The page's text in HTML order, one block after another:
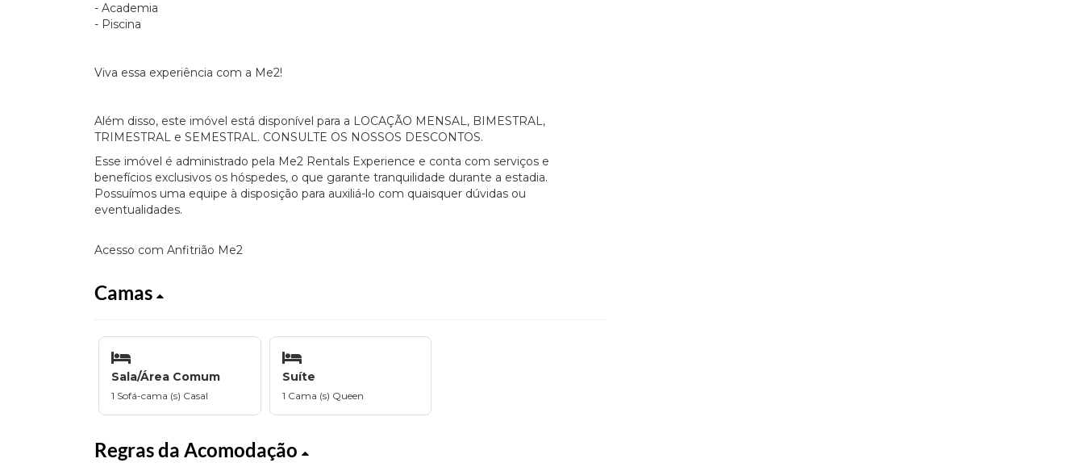
- Academia
- Piscina
Viva essa experiência com a Me2!
Além disso, este imóvel está disponível para a LOCAÇÃO MENSAL, BIMESTRAL,
TRIMESTRAL e SEMESTRAL. CONSULTE OS NOSSOS DESCONTOS.
Esse imóvel é administrado pela Me2 Rentals Experience e conta com serviços e
benefícios exclusivos os hóspedes, o que garante tranquilidade durante a estadia.
Possuímos uma equipe à disposição para auxiliá-lo com quaisquer dúvidas ou
eventualidades.
Acesso com Anfitrião Me2
Camas
Sala/Área Comum
1 Sofá-cama (s) Casal
Suíte
1 Cama (s) Queen
Regras da Acomodação